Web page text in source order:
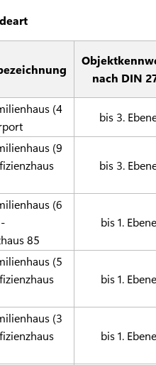
nach DIN
(4
bis 3.
(9
bis 3.
(6
85
bis 1. Ebene
(5
bis 1. Ebene
(3
bis 1. Ebene